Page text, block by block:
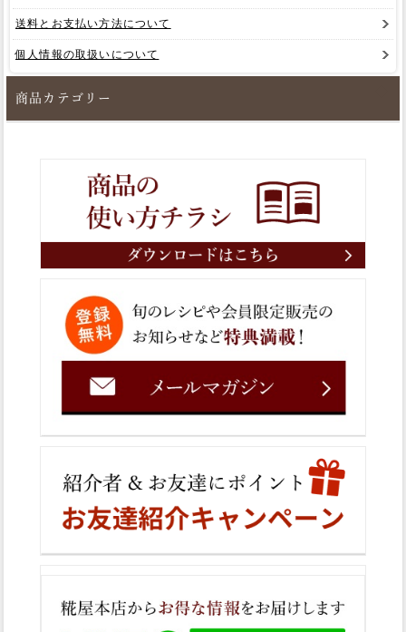
送料とお支払い方法について
個人情報の取扱いについて
商品カテゴリー